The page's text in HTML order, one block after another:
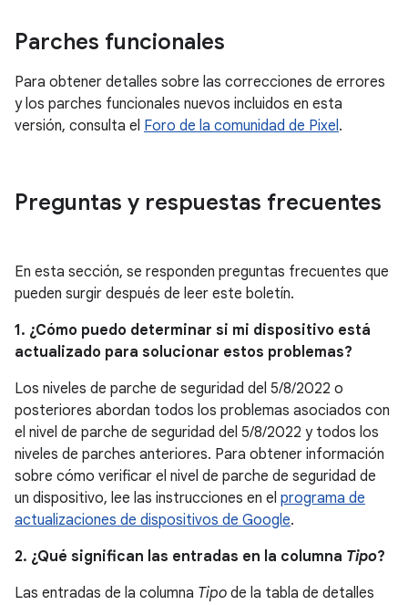
Parches funcionales
Para obtener detalles sobre las correcciones de errores
y los parches funcionales nuevos incluidos en esta
versión, consulta el Foro de la comunidad de Pixel.
Preguntas y respuestas frecuentes
En esta sección, se responden preguntas frecuentes que
pueden surgir después de leer este boletín.
1. ¿Cómo puedo determinar si mi dispositivo está
actualizado para solucionar estos problemas?
Los niveles de parche de seguridad del 5/8/2022 o
posteriores abordan todos los problemas asociados con
el nivel de parche de seguridad del 5/8/2022 y todos los
niveles de parches anteriores. Para obtener información
sobre cómo verificar el nivel de parche de seguridad de
un dispositivo, lee las instrucciones en el programa de
actualizaciones de dispositivos de Google.
2. ¿Qué significan las entradas en la columna Tipo?
Las entradas de la columna Tipo de la tabla de detalles